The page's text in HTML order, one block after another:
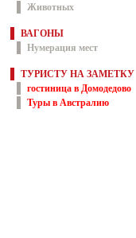
Животных
ВАГОНЫ
Нумерация мест
ТУРИСТУ НА ЗАМЕТКУ
гостиница в Домодедово
Туры в Австралию